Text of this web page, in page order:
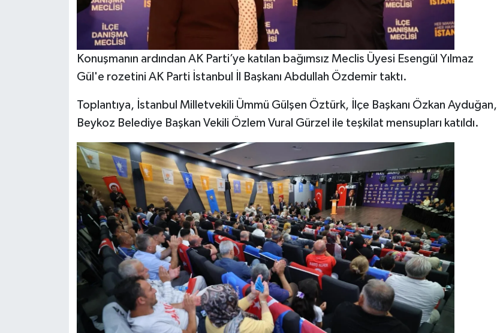
Konuşmanın ardından AK Parti’ye katılan bağımsız Meclis Üyesi Esengül Yılmaz
Gül'e rozetini AK Parti İstanbul İl Başkanı Abdullah Özdemir taktı.
Toplantıya, İstanbul Milletvekili Ümmü Gülşen Öztürk, İlçe Başkanı Özkan Ayduğan,
Beykoz Belediye Başkan Vekili Özlem Vural Gürzel ile teşkilat mensupları katıldı.